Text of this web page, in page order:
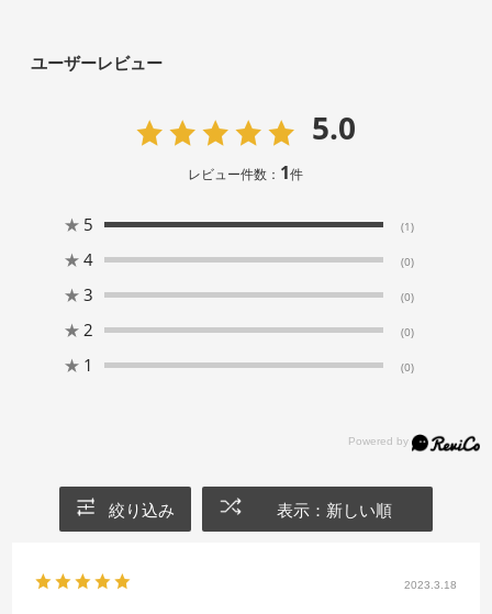
ユーザーレビュー
5.0
レビュー件数： 1件
★ 5 (1)
★ 4 (0)
★ 3 (0)
★ 2 (0)
★ 1 (0)
絞り込み 表示：新しい順
2023.3.18